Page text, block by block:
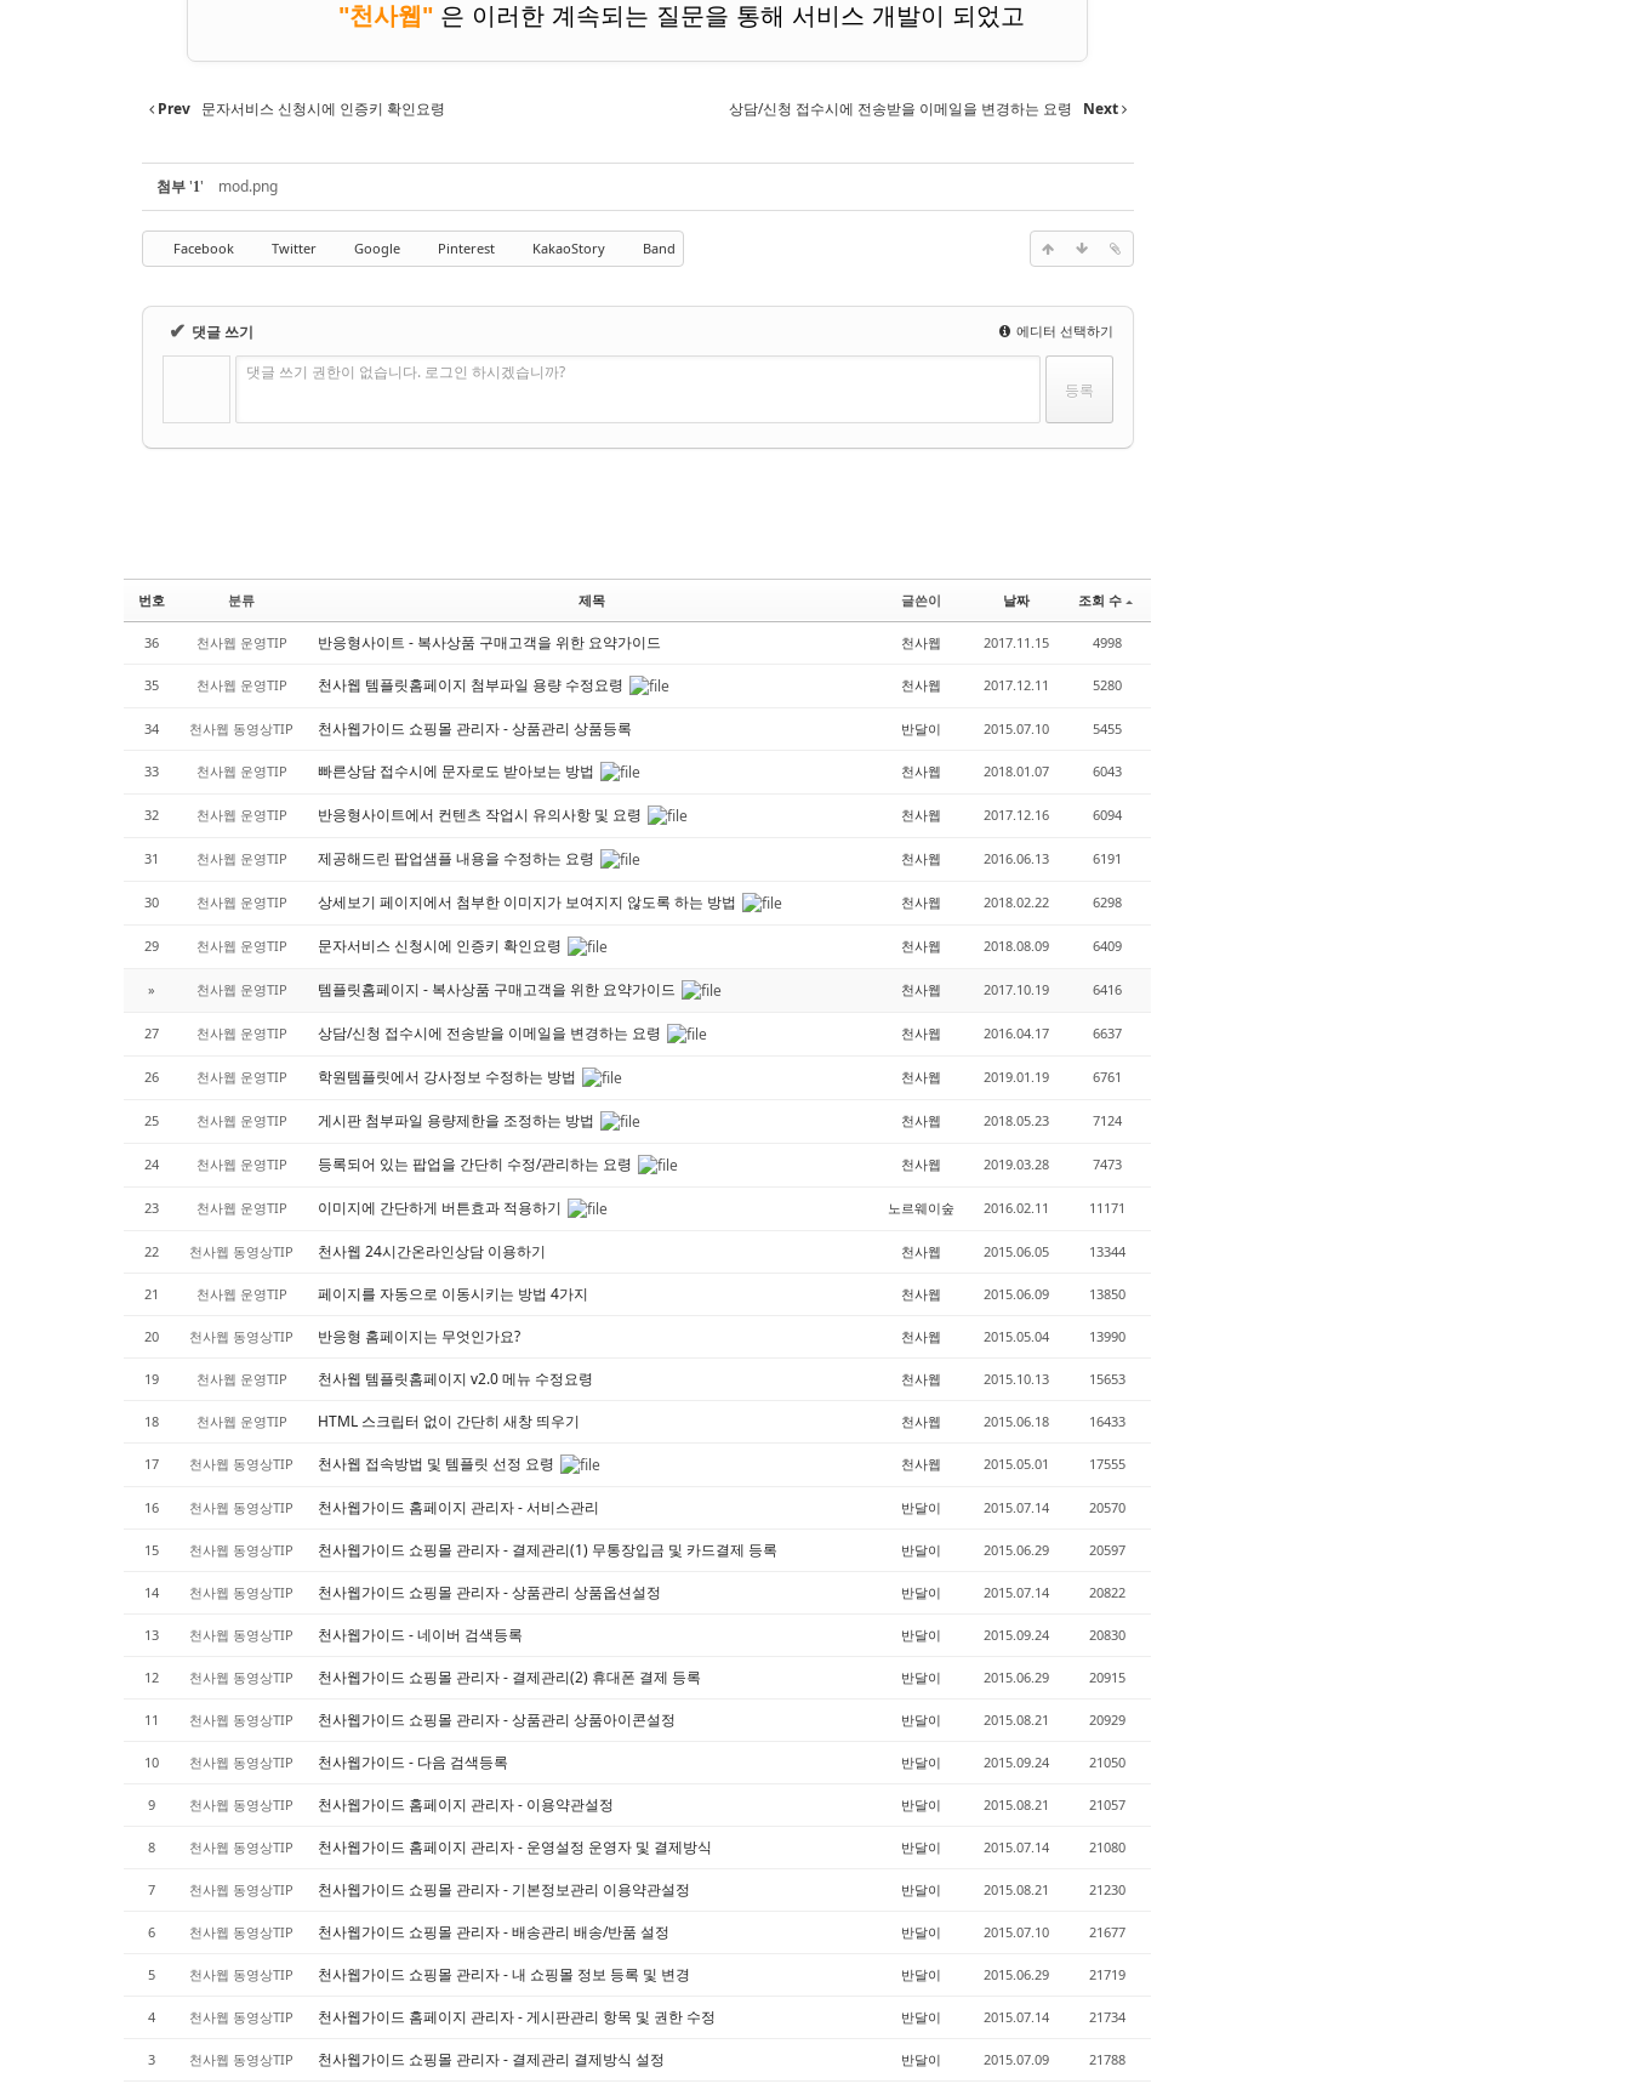
"천사웹" 은 이러한 계속되는 질문을 통해 서비스 개발이 되었고
"여러 해에 걸쳐 개선되어온 서비스" 이며"브랜드"입니다.
Prev 문자서비스 신청시에 인증키 확인요령 상담/신청 접수시에 전송받을 이메일을 변경하는 요령 Next
첨부'1' mod.png
Facebook Twitter Google Pinterest KakaoStory Band
✔ 댓글 쓰기 에디터 선택하기
댓글 쓰기 권한이 없습니다. 로그인 하시겠습니까?
번호 분류 제목 글쓴이 날짜 조회 수
36 천사웹 운영TIP 반응형사이트 - 복사상품 구매고객을 위한 요약가이드 천사웹 2017.11.15 4998
35 천사웹 운영TIP 천사웹 템플릿홈페이지 첨부파일 용량 수정요령 천사웹 2017.12.11 5280
34 천사웹 동영상TIP 천사웹가이드 쇼핑몰 관리자 - 상품관리 상품등록 반달이 2015.07.10 5455
33 천사웹 운영TIP 빠른상담 접수시에 문자로도 받아보는 방법 천사웹 2018.01.07 6043
32 천사웹 운영TIP 반응형사이트에서 컨텐츠 작업시 유의사항 및 요령 천사웹 2017.12.16 6094
31 천사웹 운영TIP 제공해드린 팝업샘플 내용을 수정하는 요령 천사웹 2016.06.13 6191
30 천사웹 운영TIP 상세보기 페이지에서 첨부한 이미지가 보여지지 않도록 하는 방법 천사웹 2018.02.22 6298
29 천사웹 운영TIP 문자서비스 신청시에 인증키 확인요령 천사웹 2018.08.09 6409
» 천사웹 운영TIP 템플릿홈페이지 - 복사상품 구매고객을 위한 요약가이드 천사웹 2017.10.19 6416
27 천사웹 운영TIP 상담/신청 접수시에 전송받을 이메일을 변경하는 요령 천사웹 2016.04.17 6637
26 천사웹 운영TIP 학원템플릿에서 강사정보 수정하는 방법 천사웹 2019.01.19 6761
25 천사웹 운영TIP 게시판 첨부파일 용량제한을 조정하는 방법 천사웹 2018.05.23 7124
24 천사웹 운영TIP 등록되어 있는 팝업을 간단히 수정/관리하는 요령 천사웹 2019.03.28 7473
23 천사웹 운영TIP 이미지에 간단하게 버튼효과 적용하기 노르웨이숲 2016.02.11 11171
22 천사웹 동영상TIP 천사웹 24시간온라인상담 이용하기 천사웹 2015.06.05 13344
21 천사웹 운영TIP 페이지를 자동으로 이동시키는 방법 4가지 천사웹 2015.06.09 13850
20 천사웹 동영상TIP 반응형 홈페이지는 무엇인가요? 천사웹 2015.05.04 13990
19 천사웹 운영TIP 천사웹 템플릿홈페이지 v2.0 메뉴 수정요령 천사웹 2015.10.13 15653
18 천사웹 운영TIP HTML 스크립터 없이 간단히 새창 띄우기 천사웹 2015.06.18 16433
17 천사웹 동영상TIP 천사웹 접속방법 및 템플릿 선정 요령 천사웹 2015.05.01 17555
16 천사웹 동영상TIP 천사웹가이드 홈페이지 관리자 - 서비스관리 반달이 2015.07.14 20570
15 천사웹 동영상TIP 천사웹가이드 쇼핑몰 관리자 - 결제관리(1) 무통장입금 및 카드결제 등록 반달이 2015.06.29 20597
14 천사웹 동영상TIP 천사웹가이드 쇼핑몰 관리자 - 상품관리 상품옵션설정 반달이 2015.07.14 20822
13 천사웹 동영상TIP 천사웹가이드 - 네이버 검색등록 반달이 2015.09.24 20830
12 천사웹 동영상TIP 천사웹가이드 쇼핑몰 관리자 - 결제관리(2) 휴대폰 결제 등록 반달이 2015.06.29 20915
11 천사웹 동영상TIP 천사웹가이드 쇼핑몰 관리자 - 상품관리 상품아이콘설정 반달이 2015.08.21 20929
10 천사웹 동영상TIP 천사웹가이드 - 다음 검색등록 반달이 2015.09.24 21050
9 천사웹 동영상TIP 천사웹가이드 홈페이지 관리자 - 이용약관설정 반달이 2015.08.21 21057
8 천사웹 동영상TIP 천사웹가이드 홈페이지 관리자 - 운영설정 운영자 및 결제방식 반달이 2015.07.14 21080
7 천사웹 동영상TIP 천사웹가이드 쇼핑몰 관리자 - 기본정보관리 이용약관설정 반달이 2015.08.21 21230
6 천사웹 동영상TIP 천사웹가이드 쇼핑몰 관리자 - 배송관리 배송/반품 설정 반달이 2015.07.10 21677
5 천사웹 동영상TIP 천사웹가이드 쇼핑몰 관리자 - 내 쇼핑몰 정보 등록 및 변경 반달이 2015.06.29 21719
4 천사웹 동영상TIP 천사웹가이드 홈페이지 관리자 - 게시판관리 항목 및 권한 수정 반달이 2015.07.14 21734
3 천사웹 동영상TIP 천사웹가이드 쇼핑몰 관리자 - 결제관리 결제방식 설정 반달이 2015.07.09 21788